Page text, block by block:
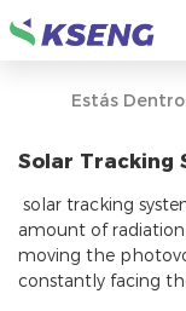
Estás
Solar Tracking
solar tracking
amount of
moving the
constantly facing